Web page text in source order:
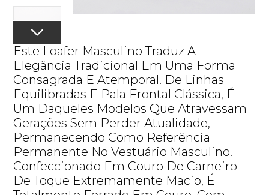
Este Loafer Masculino Traduz A
Elegância Tradicional Em Uma Forma
Consagrada E Atemporal. De Linhas
Equilibradas E Pala Frontal Clássica, É
Um Daqueles Modelos Que Atravessam
Gerações Sem Perder Atualidade,
Permanecendo Como Referência
Permanente No Vestuário Masculino.
Confeccionado Em Couro De Carneiro
De Toque Extremamente Macio, É